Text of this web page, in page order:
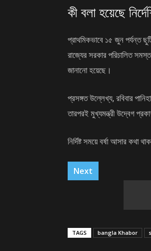
কী বলা হয়েছে
প্রাথমিকভাবে ১৫ জুন পর্যন্ত
রাজ্যের সরকার পরিচালিত
জানানো হয়েছে।
প্রসঙ্গত উল্লেখ্য, রবিবার
তারপরই মুখ্যমন্ত্রী উদ্বেগ
নির্দিষ্ট সময়ে বর্ষা আসার কথা
Next
TAGS bangla Khabor